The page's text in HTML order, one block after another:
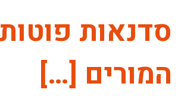
סדנאות
המורים […]